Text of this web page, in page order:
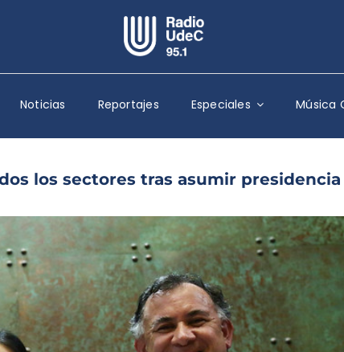
Escuchar Radio UdeC en vivo
Quiénes Somos
Programación
Podcast
Reportajes
Columnas
Música Clásica
Especiales
Noticias Reportajes Especiales Música
los sectores tras asumir presidencia